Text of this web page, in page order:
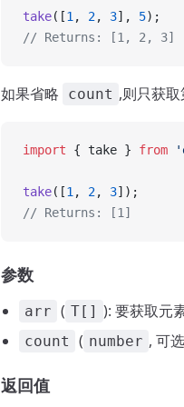
take([1 , 2, 3], 5);
// Returns: [1, 2, 3]
如果省略 count ,则只获取
import { take } from
take([1 , 2, 3]);
// Returns: [1]
参数
arr ( T[] ): 要获取元
count ( number , 可
返回值